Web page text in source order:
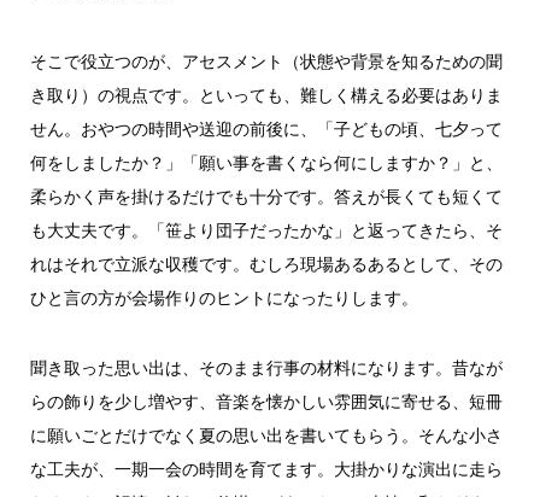
そこで役立つのが、アセスメント（状態や背景を知るための聞
き取り）の視点です。といっても、難しく構える必要はありま
せん。おやつの時間や送迎の前後に、「子どもの頃、七夕って
何をしましたか？」「願い事を書くなら何にしますか？」と、
柔らかく声を掛けるだけでも十分です。答えが長くても短くて
も大丈夫です。「笹より団子だったかな」と返ってきたら、そ
れはそれで立派な収穫です。むしろ現場あるあるとして、その
ひと言の方が会場作りのヒントになったりします。
聞き取った思い出は、そのまま行事の材料になります。昔なが
らの飾りを少し増やす、音楽を懐かしい雰囲気に寄せる、短冊
に願いごとだけでなく夏の思い出を書いてもらう。そんな小さ
な工夫が、一期一会の時間を育てます。大掛かりな演出に走ら